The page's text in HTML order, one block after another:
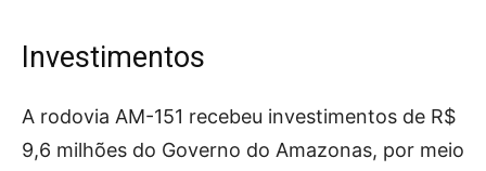
Investimentos
A rodovia AM-151 recebeu investimentos de R$
9,6 milhões do Governo do Amazonas, por meio